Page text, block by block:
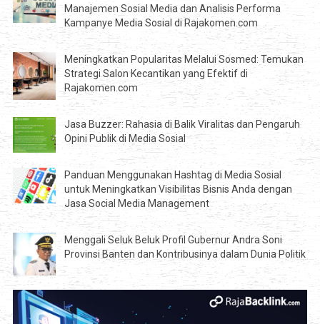
Manajemen Sosial Media dan Analisis Performa
Kampanye Media Sosial di Rajakomen.com
Meningkatkan Popularitas Melalui Sosmed: Temukan
Strategi Salon Kecantikan yang Efektif di
Rajakomen.com
Jasa Buzzer: Rahasia di Balik Viralitas dan Pengaruh
Opini Publik di Media Sosial
Panduan Menggunakan Hashtag di Media Sosial
untuk Meningkatkan Visibilitas Bisnis Anda dengan
Jasa Social Media Management
Menggali Seluk Beluk Profil Gubernur Andra Soni
Provinsi Banten dan Kontribusinya dalam Dunia Politik